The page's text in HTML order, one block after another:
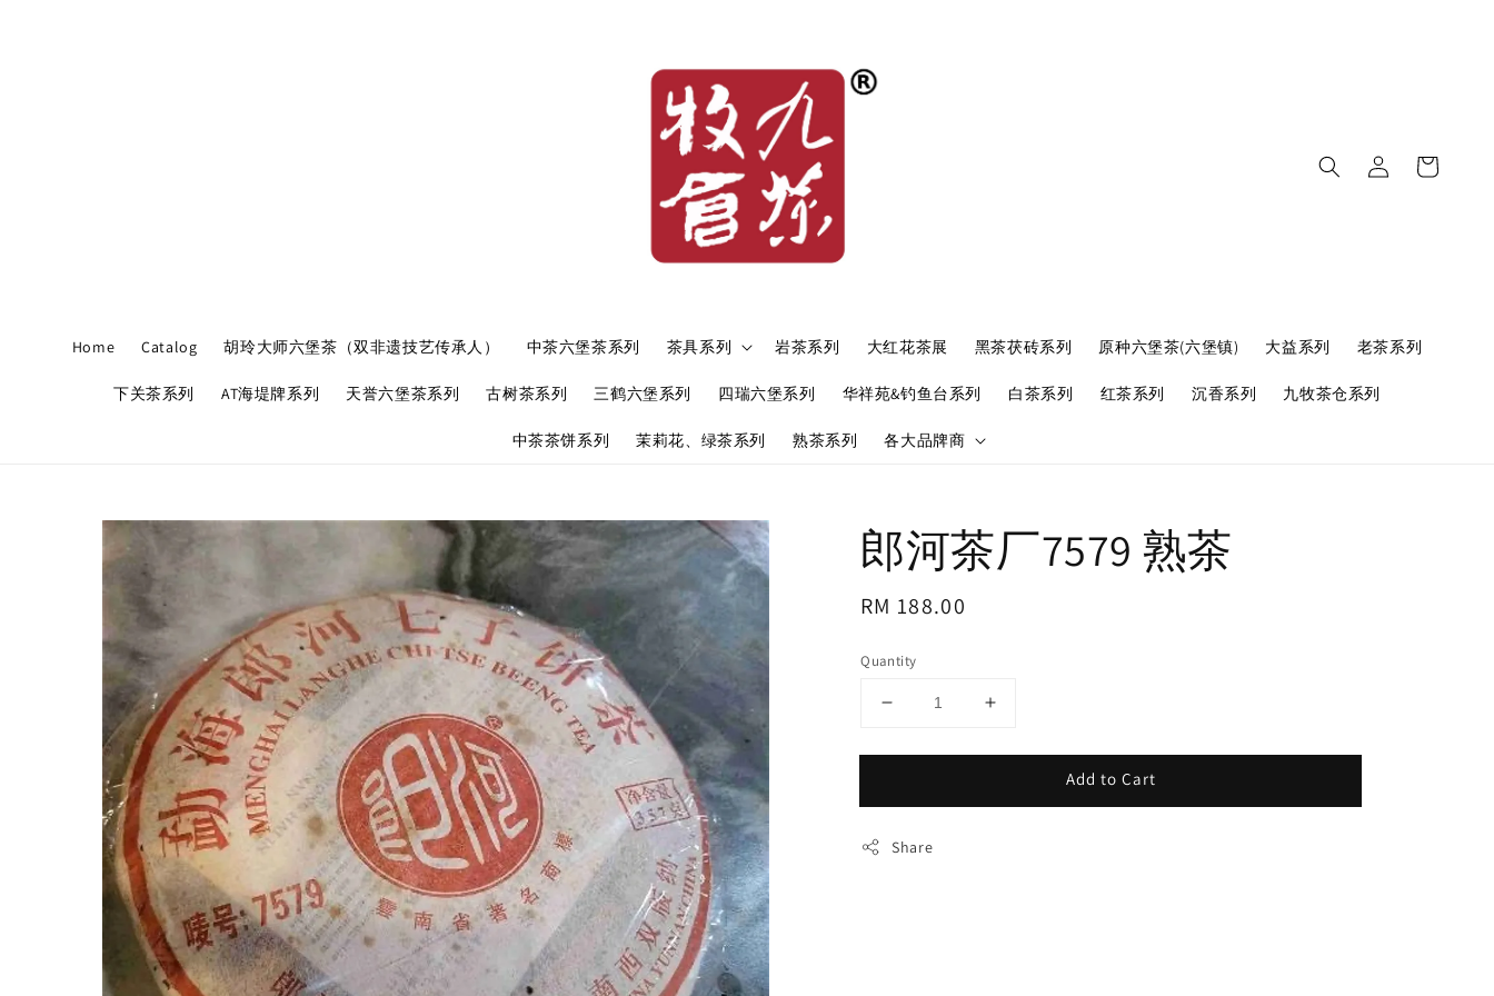
Home Catalog 胡玲大师六堡茶（双非遗技艺传承人） 中茶六堡茶系列 茶具系列 岩茶系列 大红花茶展 黑茶茯砖系列 原种六堡茶(六堡镇) 大益系列 老茶系列
下关茶系列 AT海堤牌系列 天誉六堡茶系列 古树茶系列 三鹤六堡系列 四瑞六堡系列 华祥苑&钓鱼台系列 白茶系列 红茶系列 沉香系列 九牧茶仓系列
中茶茶饼系列 茉莉花、绿茶系列 熟茶系列 各大品牌商
郎河茶厂7579 熟茶
Regular
RM 188.00
Quantity
Add to Cart
Share